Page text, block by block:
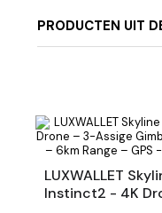
PRODUCTEN UIT
LUXWALLET
Instinct2 - 4K